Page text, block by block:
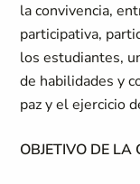
la convivencia,
participativa,
los estudiantes,
de habilidades y
paz y el ejercicio
OBJETIVO DE LA